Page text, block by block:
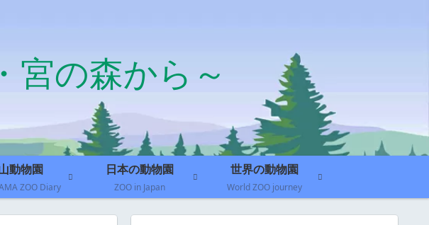
の森から～
動物園
ZOO Diary
日本の動物園
ZOO in Japan
世界の動物園
World ZOO journey